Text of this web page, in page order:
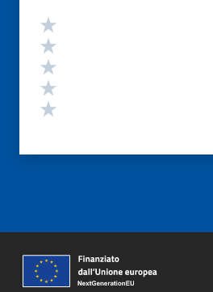
Valutazione